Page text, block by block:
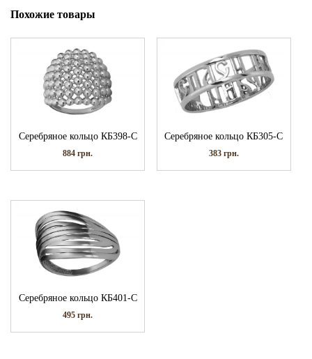
Похожие товары
Серебряное кольцо КБ398-С
884грн.
Серебряное кольцо КБ305-С
383 грн.
Серебряное кольцо КБ401-С
495грн.